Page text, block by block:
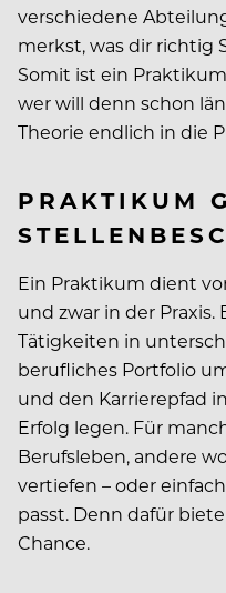
verschiedene
merkst, was dir richtig
Somit ist ein
wer will denn schon
Theorie endlich in die
PRAKTIKUM
Ein Praktikum dient
und zwar in der
Tätigkeiten in
berufliches Portfolio
und den Karrierepfad
Erfolg legen. Für
Berufsleben, andere
vertiefen – oder
passt. Denn dafür
Chance.